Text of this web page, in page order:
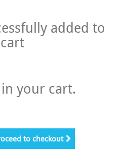
added to
your cart.
to checkout